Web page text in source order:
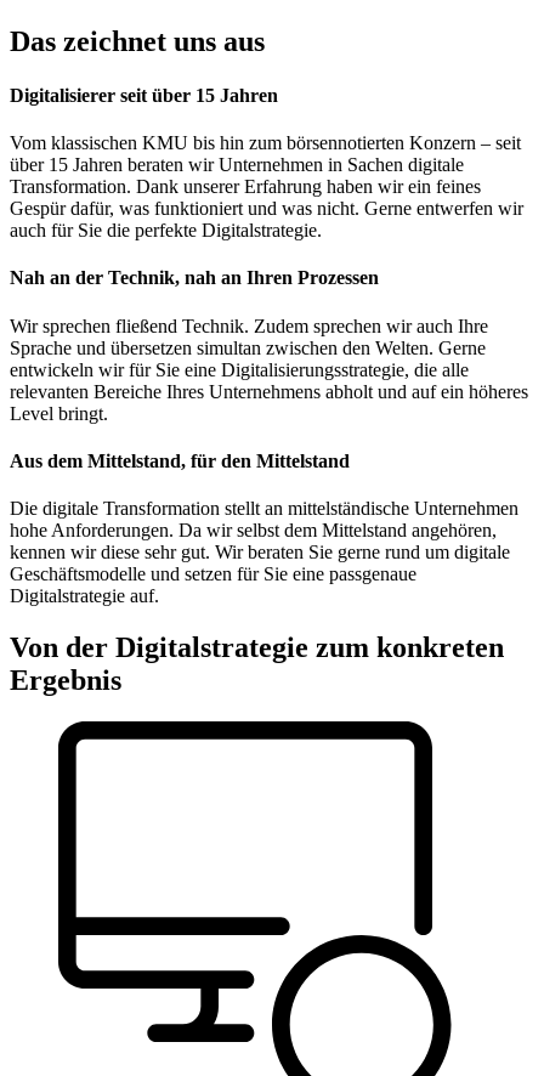
Das zeichnet uns aus
Digitalisierer seit über 15 Jahren
Vom klassischen KMU bis hin zum börsennotierten Konzern – seit
über 15 Jahren beraten wir Unternehmen in Sachen digitale
Transformation. Dank unserer Erfahrung haben wir ein feines
Gespür dafür, was funktioniert und was nicht. Gerne entwerfen wir
auch für Sie die perfekte Digitalstrategie.
Nah an der Technik, nah an Ihren Prozessen
Wir sprechen fließend Technik. Zudem sprechen wir auch Ihre
Sprache und übersetzen simultan zwischen den Welten. Gerne
entwickeln wir für Sie eine Digitalisierungsstrategie, die alle
relevanten Bereiche Ihres Unternehmens abholt und auf ein höheres
Level bringt.
Aus dem Mittelstand, für den Mittelstand
Die digitale Transformation stellt an mittelständische Unternehmen
hohe Anforderungen. Da wir selbst dem Mittelstand angehören,
kennen wir diese sehr gut. Wir beraten Sie gerne rund um digitale
Geschäftsmodelle und setzen für Sie eine passgenaue
Digitalstrategie auf.
Von der Digitalstrategie zum konkreten
Ergebnis